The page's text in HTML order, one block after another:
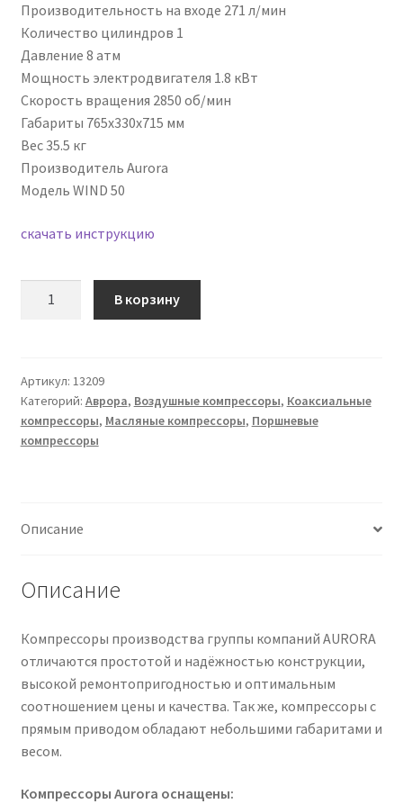
Производительность на входе 271 л/мин
Количество цилиндров 1
Давление 8 атм
Мощность электродвигателя 1.8 кВт
Скорость вращения 2850 об/мин
Габариты 765x330x715 мм
Вес 35.5 кг
Производитель Aurora
Модель WIND 50
скачать инструкцию
Aurora
WIND
50
В корзину
Артикул: 13209
Категорий: Аврора, Воздушные компрессоры, Коаксиальные
компрессоры, Масляные компрессоры, Поршневые
компрессоры
Описание
Описание
Компрессоры производства группы компаний AURORA
отличаются простотой и надёжностью конструкции,
высокой ремонтопригодностью и оптимальным
соотношением цены и качества. Так же, компрессоры с
прямым приводом обладают небольшими габаритами и
весом.
Компрессоры Aurora оснащены: